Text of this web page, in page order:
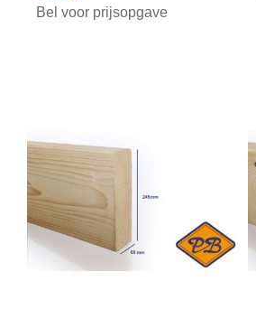
Bel voor prijsopgave